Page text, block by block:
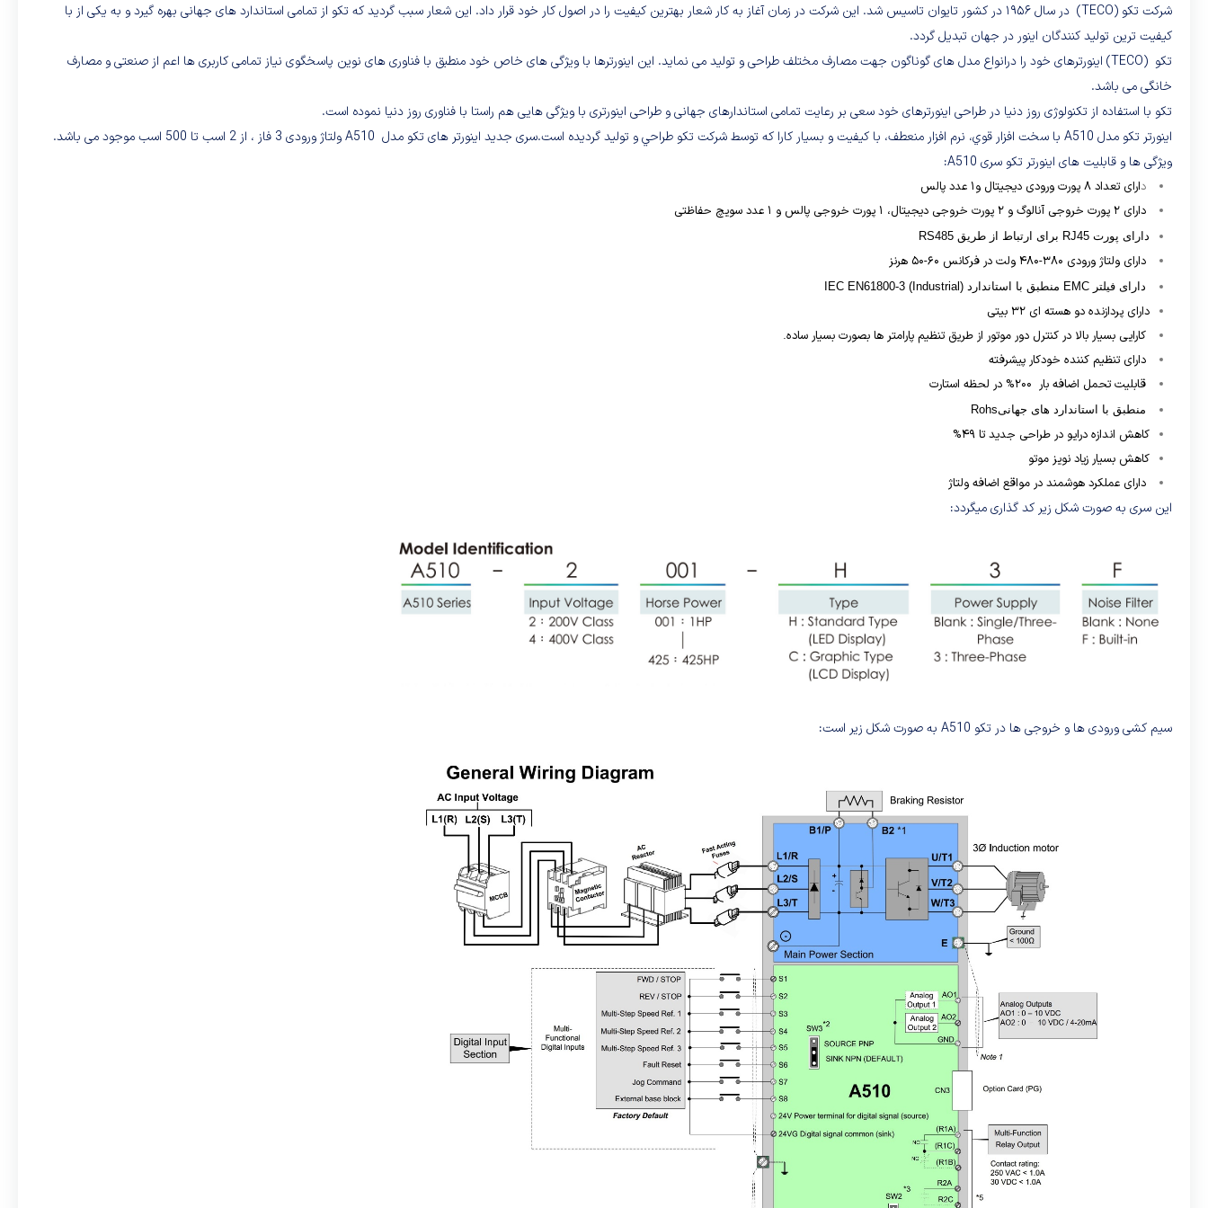
شرکت تکو (TECO) در سال ۱۹۵۶ در کشور تایوان تاسیس شد. این شرکت در زمان آغاز به کار شعار بهترین کیفیت را در اصول کار خود قرار داد. این شعار سبب گردید که تکو از تمامی استاندارد های جهانی بهره گیرد و به یکی از با
کیفیت ترین تولید کنندگان اینور در جهان تبدیل گردد.
تکو (TECO) اینورترهای خود را درانواع مدل های گوناگون جهت مصارف مختلف طراحی و تولید می نماید. این اینورترها با ویژگی های خاص خود منطبق با فناوری های نوین پاسخگوی نیاز تمامی کاربری ها اعم از صنعتی و مصارف
خانگی می باشد.
تکو با استفاده از تکنولوژی روز دنیا در طراحی اینورترهای خود سعی بر رعایت تمامی استاندارهای جهانی و طراحی اینورتری با ویژگی هایی هم راستا با فناوری روز دنیا نموده است.
اینورتر تکو مدل A510 با سخت افزار قوي، نرم افزار منعطف، با كيفيت و بسيار كارا كه توسط شركت تكو طراحي و توليد گرديده است.سری جدید اینورتر های تکو مدل A510 ولتاژ ورودی 3 فاز ، از 2 اسب تا 500 اسب موجود می باشد.
ویژگی ها و قابلیت های اینورتر تکو سری A510:
دارای تعداد ۸ پورت ورودی دیجیتال و۱ عدد پالس
دارای ۲ پورت خروجی آنالوگ و ۲ پورت خروجی دیجیتال، ۱ پورت خروجی پالس و ۱ عدد سویچ حفاظتی
دارای پورت RJ45 برای ارتباط از طریق RS485
دارای ولتاژ ورودی ۳۸۰-۴۸۰ ولت در فرکانس ۶۰-۵۰ هرنز
دارای فیلتر EMC منطبق با استاندارد IEC EN61800-3 (Industrial)
دارای پردازنده دو هسته ای ۳۲ بیتی
کارایی بسیار بالا در کنترل دور موتور از طریق تنظیم پارامتر ها بصورت بسیار ساده.
دارای تنظیم کننده خودکار پیشرفته
قابلیت تحمل اضافه بار ۲۰۰% در لحظه استارت
منطبق با استاندارد های جهانیRohs
کاهش اندازه درایو در طراحی جدید تا ۴۹%
کاهش بسیار زیاد نویز موتو
دارای عملکرد هوشمند در مواقع اضافه ولتاژ
این سری به صورت شکل زیر کد گذاری میگردد:
سیم کشی ورودی ها و خروجی ها در تکو A510 به صورت شکل زیر است: